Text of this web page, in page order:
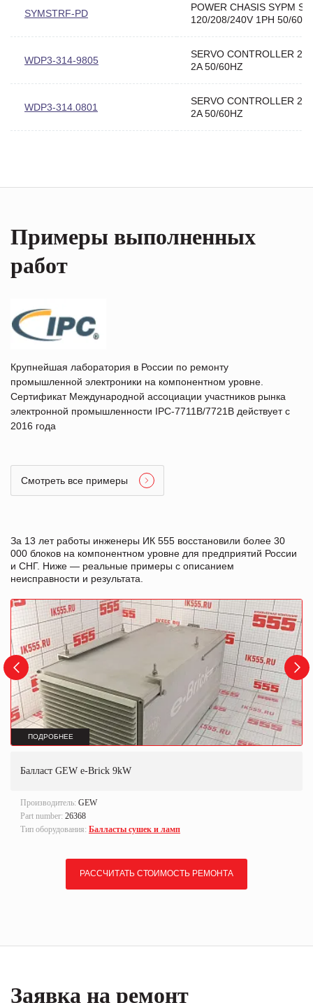
SYMSTRF-PD
POWER CHASIS SYPM
120/208/240V 1PH 50/
WDP3-314-9805
SERVO CONTROLLER
2A 50/60HZ
WDP3-314.0801
SERVO CONTROLLER
2A 50/60HZ
Примеры выполненных
работ
Крупнейшая лаборатория в России по ремонту
промышленной электроники на компонентном уровне.
Сертификат Международной ассоциации участников рынка
электронной промышленности IPC-7711B/7721B действует с
2016 года
Смотреть все примеры
За 13 лет работы инженеры ИК 555 восстановили более 30
000 блоков на компонентном уровне для предприятий России
и СНГ. Ниже — реальные примеры с описанием
неисправности и результата.
ПОДРОБНЕЕ
Балласт GEW e-Brick 9kW
Производитель: GEW
Part number: 26368
Тип оборудования: Балласты сушек и ламп
РАССЧИТАТЬ СТОИМОСТЬ РЕМОНТА
Заявка на ремонт